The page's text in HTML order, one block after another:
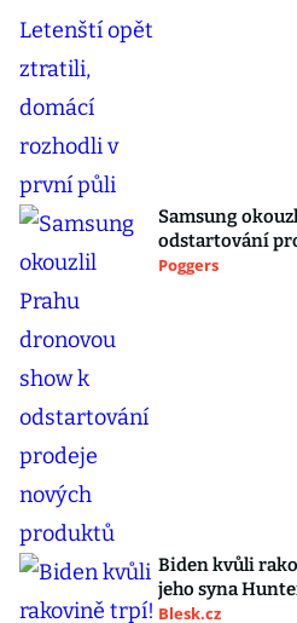
Samsung
odstartování
Poggers
Biden kvůli
jeho syna
Blesk.cz